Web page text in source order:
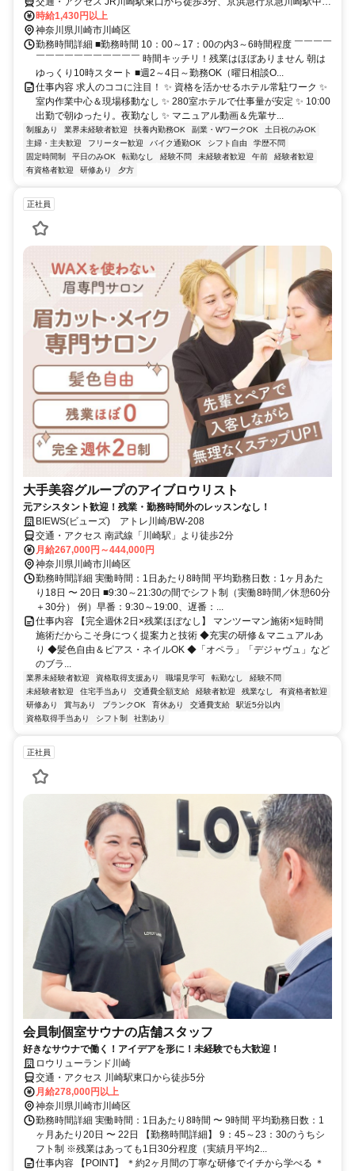
口から徒歩3分
時給1,430円以上
神奈川県川崎市川崎区
勤務時間詳細 ■勤務時間 10：00～17：00の内3～6時間程度 ￣￣￣￣
￣￣￣￣￣￣￣￣￣￣￣ 時間キッチリ！残業はほぼありません 朝は
ゆっくり10時スタート ■週2～4日～勤務OK（曜日相談O...
仕事内容 求人のココに注目！ ✨ 資格を活かせるホテル常駐ワーク ✨
室内作業中心＆現場移動なし ✨ 280室ホテルで仕事量が安定 ✨ 10:00
出勤で朝ゆったり。夜勤なし ✨ マニュアル動画＆先輩サ...
制服あり 業界未経験者歓迎 扶養内勤務OK 副業・WワークOK
土日祝のみOK
主婦・主夫歓迎
フリーター歓迎 バイク通勤OK シフト自由
学歴不問
固定時間制
平日のみOK 転勤なし 経験不問 未経験者歓迎 午前
経験者歓迎
有資格者歓迎
研修あり 夕方
正社員
大手美容グループのアイブロウリスト
元アシスタント歓迎！残業・勤務時間外のレッスンなし！
BIEWS(ビューズ) アトレ川崎/BW-208
交通・アクセス 南武線「川崎駅」より徒歩2分
月給267,000円～444,000円
神奈川県川崎市川崎区
勤務時間詳細 実働時間：1日あたり8時間 平均勤務日数：1ヶ月あた
り18日 〜 20日 ■9:30～21:30の間でシフト制（実働8時間／休憩60分
＋30分） 例）早番：9:30～19:00、遅番：...
仕事内容 【完全週休2日×残業ほぼなし】 マンツーマン施術×短時間
施術だからこそ身につく提案力と技術 ◆充実の研修＆マニュアルあ
り ◆髪色自由＆ピアス・ネイルOK ◆「オペラ」「デジャヴュ」など
のブラ...
業界未経験者歓迎 資格取得支援あり 職場見学可 転勤なし
経験不問
未経験者歓迎
住宅手当あり 交通費全額支給 経験者歓迎 残業なし
有資格者歓迎
研修あり
賞与あり ブランクOK 育休あり 交通費支給
駅近5分以内
資格取得手当あり
シフト制 社割あり
正社員
会員制個室サウナの店舗スタッフ
好きなサウナで働く！アイデアを形に！未経験でも大歓迎！
ロウリューランド川崎
交通・アクセス 川崎駅東口から徒歩5分
月給278,000円以上
神奈川県川崎市川崎区
勤務時間詳細 実働時間：1日あたり8時間 〜 9時間 平均勤務日数：1
ヶ月あたり20日 〜 22日 【勤務時間詳細】 9：45～23：30のうちシ
フト制 ※残業はあっても1日30分程度（実績月平均2...
仕事内容 【POINT】 ＊約2ヶ月間の丁寧な研修でイチから学べる ＊